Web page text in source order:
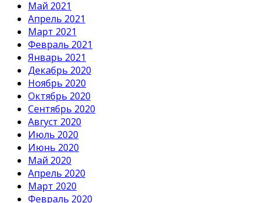
Май 2021
Апрель 2021
Март 2021
Февраль 2021
Январь 2021
Декабрь 2020
Ноябрь 2020
Октябрь 2020
Сентябрь 2020
Август 2020
Июль 2020
Июнь 2020
Май 2020
Апрель 2020
Март 2020
Февраль 2020